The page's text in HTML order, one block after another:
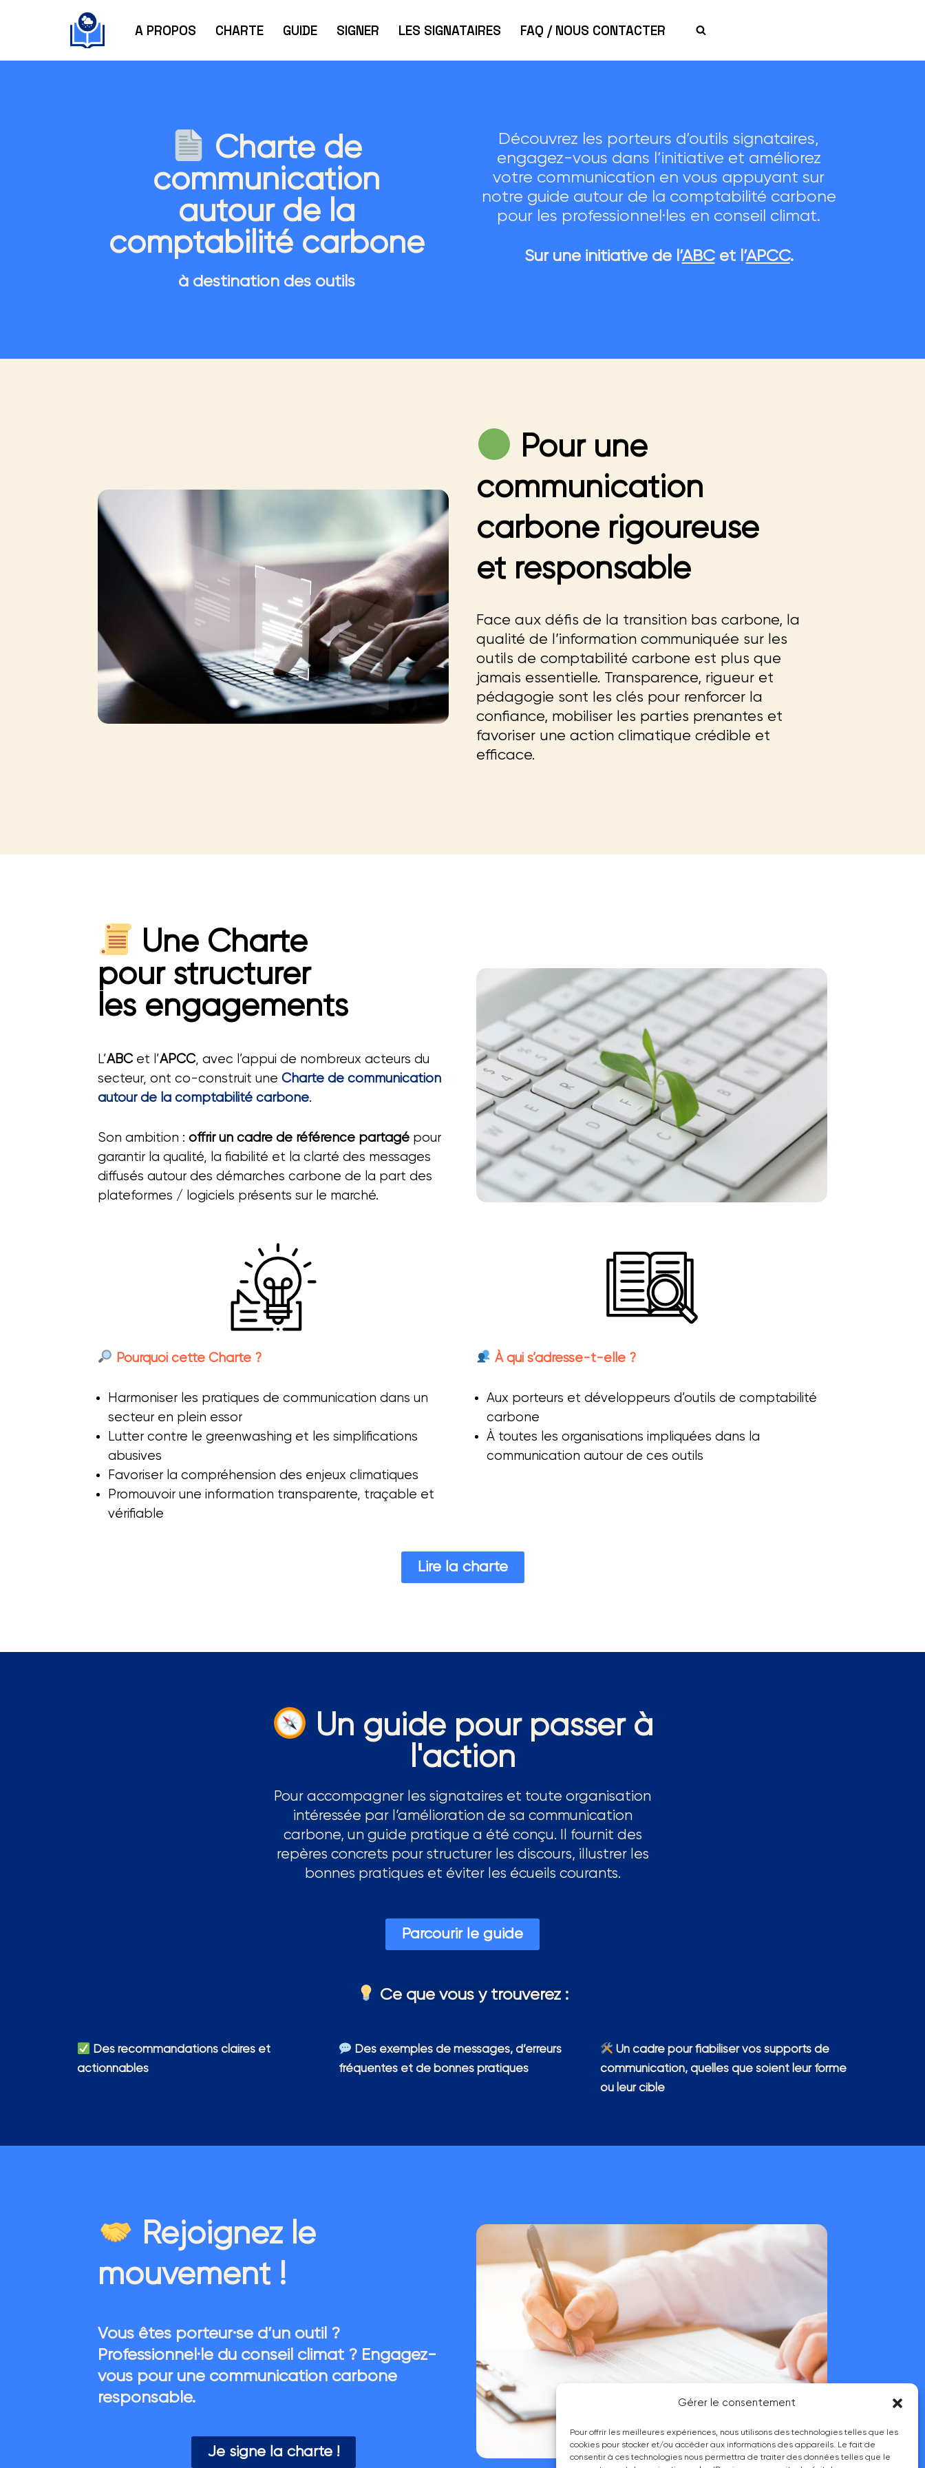
Gérer le consentement
Pour offrir les meilleures expériences, nous utilisons des technologies telles que les
cookies pour stocker et/ou accéder aux informations des appareils. Le fait de
consentir à ces technologies nous permettra de traiter des données telles que le
A PROPOS CHARTE GUIDE SIGNER LES SIGNATAIRES FAQ / NOUS CONTACTER
Charte de
communication
autour de la
comptabilité carbone
à destination des outils
Découvrez les porteurs d’outils signataires,
engagez-vous dans l’initiative et améliorez
votre communication en vous appuyant sur
notre guide autour de la comptabilité carbone
pour les professionnel·les en conseil climat.
Sur une initiative de l’ABCet l’APCC.
Pour une
communication
carbone rigoureuse
et responsable
Face aux défis de la transition bas carbone, la
qualité de l’information communiquée sur les
outils de comptabilité carbone est plus que
jamais essentielle. Transparence, rigueur et
pédagogie sont les clés pour renforcer la
confiance, mobiliser les parties prenantes et
favoriser une action climatique crédible et
efficace.
Une Charte
pour structurer
les engagements
L’ABCet l’APCC, avec l’appui de nombreux acteurs du
secteur, ont co-construit une Charte de communication
autour de la comptabilité carbone.
Son ambition : offrir un cadre de référence partagé pour
garantir la qualité, la fiabilité et la clarté des messages
diffusés autour des démarches carbone de la part des
plateformes / logiciels présents sur le marché.
Pourquoi cette Charte ?
Harmoniser les pratiques de communication dans un
secteur en plein essor
Lutter contre le greenwashing et les simplifications
abusives
Favoriser la compréhension des enjeux climatiques
Promouvoir une information transparente, traçable et
vérifiable
À qui s’adresse-t-elle ?
Aux porteurs et développeurs d’outils de comptabilité
carbone
À toutes les organisations impliquées dans la
communication autour de ces outils
Lire la charte
Un guide pour passer à
l'action
Pour accompagner les signataires et toute organisation
intéressée par l’amélioration de sa communication
carbone, un guide pratique a été conçu. Il fournit des
repères concrets pour structurer les discours, illustrer les
bonnes pratiques et éviter les écueils courants.
Parcourir le guide
Ce que vous y trouverez :
Des recommandations claires et
actionnables
Des exemples de messages, d’erreurs
fréquentes et de bonnes pratiques
Un cadre pour fiabiliser vos supports de
communication, quelles que soient leur forme
ou leur cible
Rejoignez le
mouvement !
Vous êtes porteur·se d’un outil ?
Professionnel·le du conseil climat ? Engagez-
vous pour une communication carbone
responsable.
Je signe la charte !